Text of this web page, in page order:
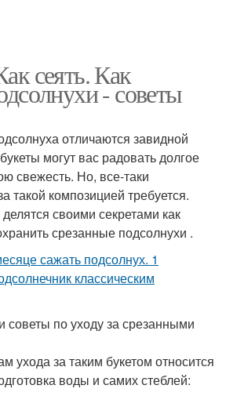
сеять. Как
- советы
отличаются завидной
могут вас радовать долгое
свежесть. Но, все-таки
такой композицией требуется.
своими секретами как
срезанные подсолнухи .
по уходу за срезанными
ухода за таким букетом относится
воды и самих стеблей: